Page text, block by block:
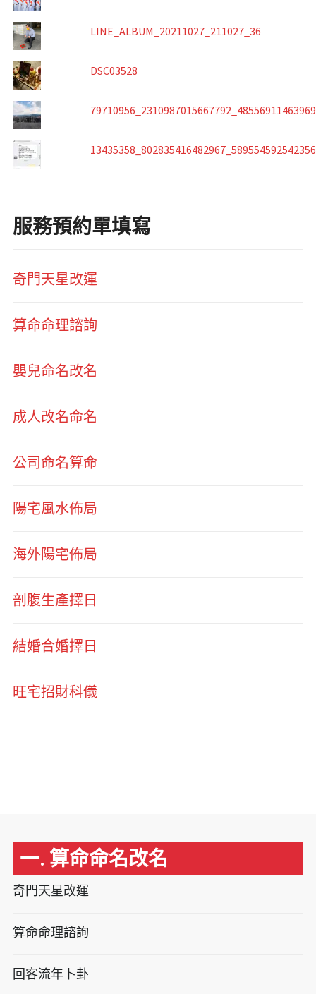
LINE_ALBUM_20211027_211027_36
DSC03528
服務預約單填寫
奇門天星改運
算命命理諮詢
嬰兒命名改名
成人改名命名
公司命名算命
陽宅風水佈局
海外陽宅佈局
剖腹生產擇日
結婚合婚擇日
旺宅招財科儀
一. 算命命名改名
奇門天星改運
算命命理諮詢
回客流年卜卦